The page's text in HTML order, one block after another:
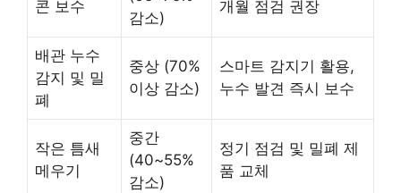
콘 보수
감소)
개월 점검 권장
배관 누수
감지 및 밀
폐
중상 (70%
이상 감소)
스마트 감지기 활용,
누수 발견 즉시 보수
작은 틈새
메우기
중간
(40~55%
감소)
정기 점검 및 밀폐 제
품 교체